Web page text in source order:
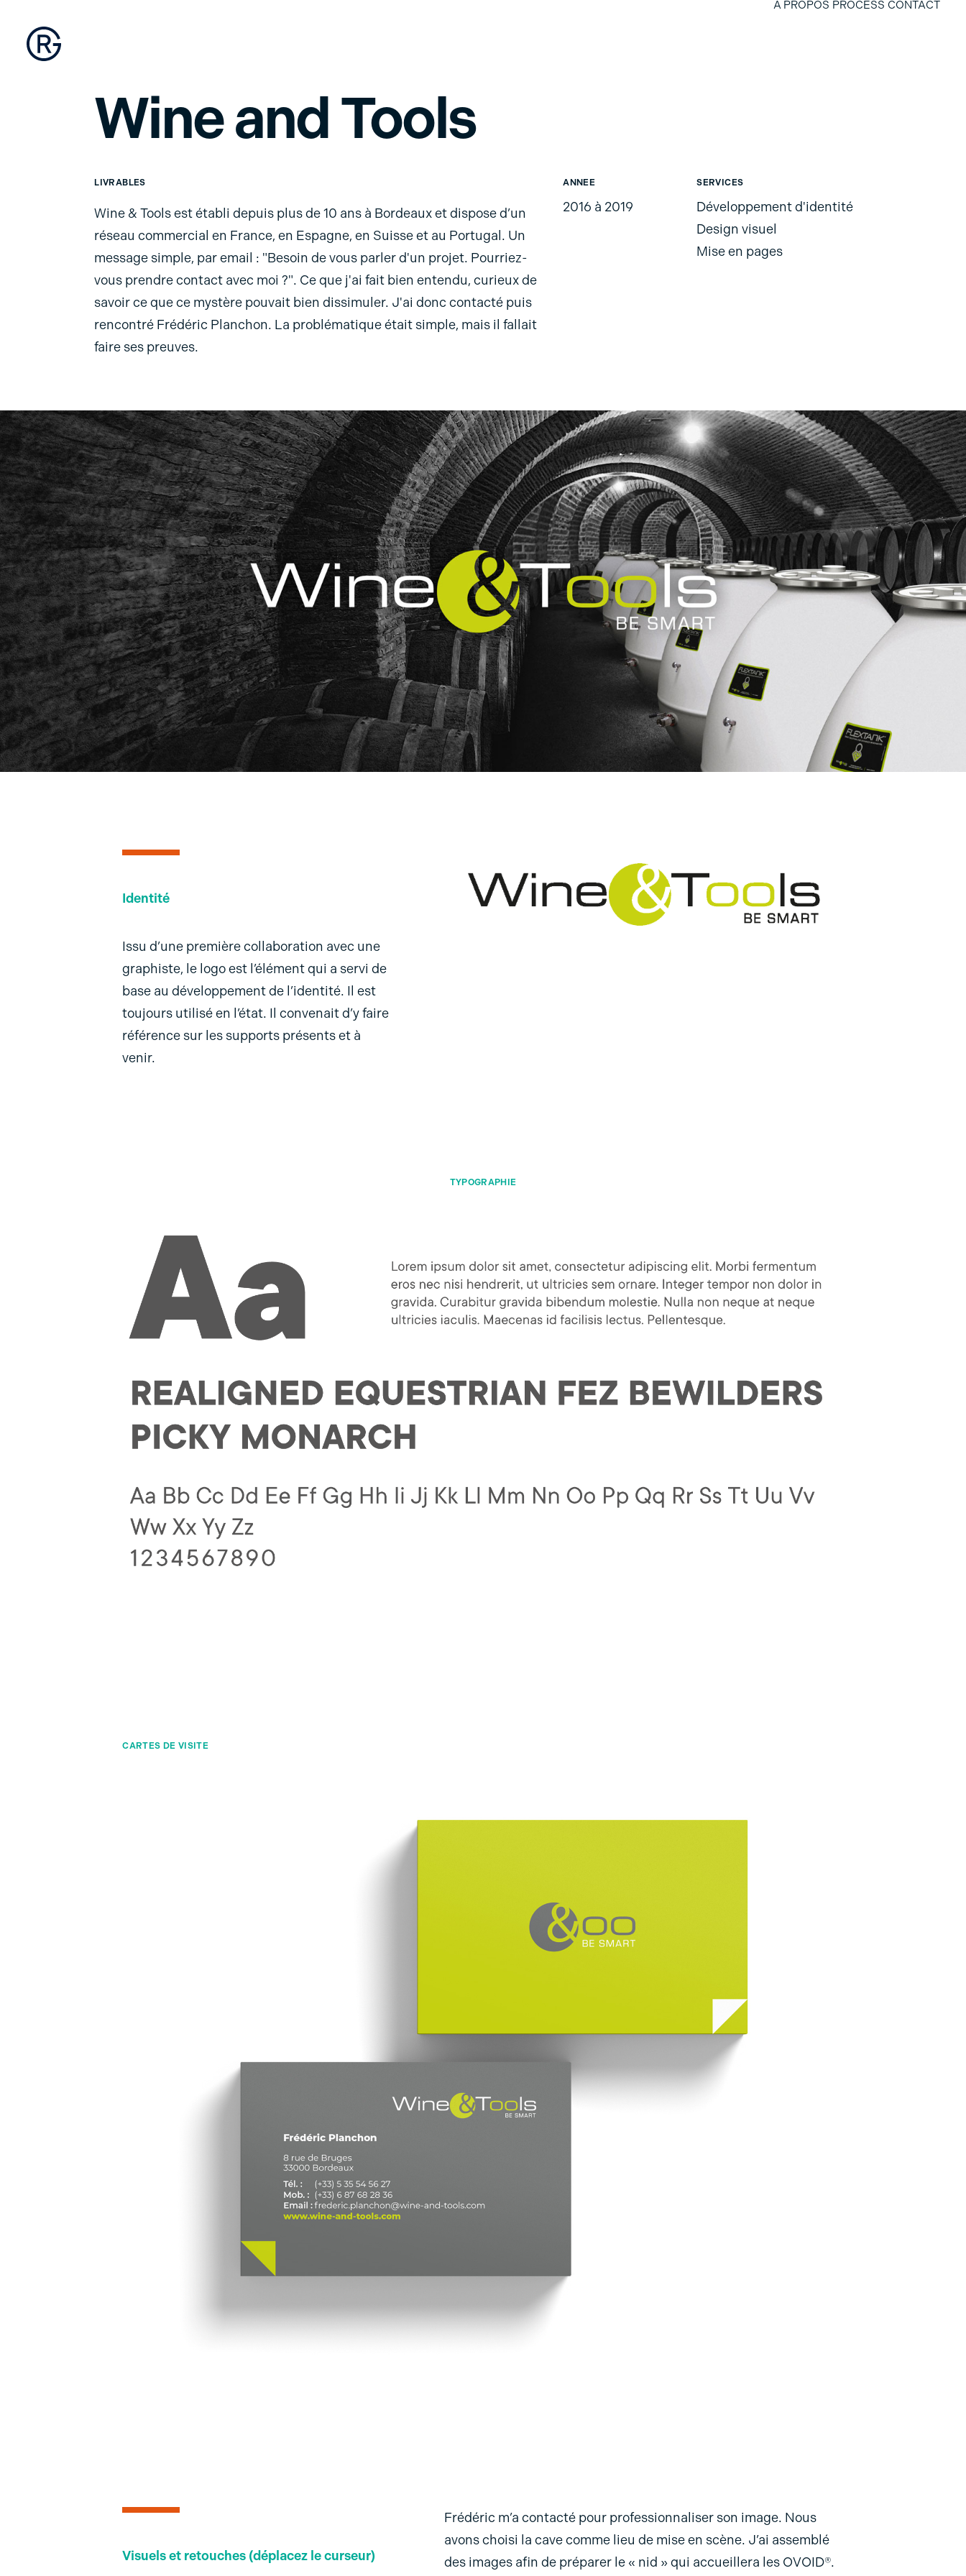
À PROPOS PROCESS CONTACT
Wine and Tools
LIVRABLES
Wine & Tools est établi depuis plus de 10 ans à Bordeaux et dispose d’un
réseau commercial en France, en Espagne, en Suisse et au Portugal. Un
message simple, par email : "Besoin de vous parler d'un projet. Pourriez-
vous prendre contact avec moi ?". Ce que j'ai fait bien entendu, curieux de
savoir ce que ce mystère pouvait bien dissimuler. J'ai donc contacté puis
rencontré Frédéric Planchon. La problématique était simple, mais il fallait
faire ses preuves.
ANNEE
2016 à 2019
SERVICES
Développement d'identité
Design visuel
Mise en pages
Identité
Issu d’une première collaboration avec une
graphiste, le logo est l’élément qui a servi de
base au développement de l’identité. Il est
toujours utilisé en l’état. Il convenait d’y faire
référence sur les supports présents et à
venir.
TYPOGRAPHIE
CARTES DE VISITE
Visuels et retouches (déplacez le curseur)
Frédéric m’a contacté pour professionnaliser son image. Nous
avons choisi la cave comme lieu de mise en scène. J’ai assemblé
des images afin de préparer le « nid » qui accueillera les OVOID®.